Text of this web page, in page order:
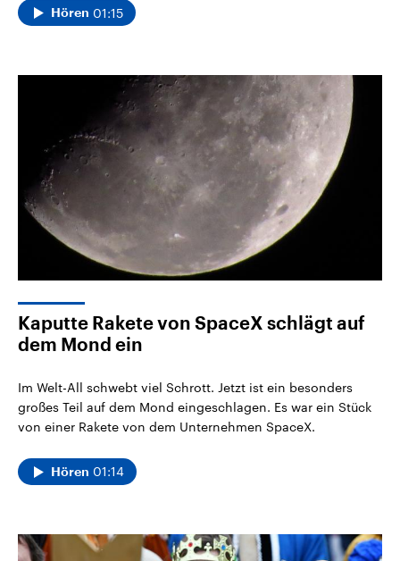
Hören 01:15
Kaputte Rakete von SpaceX schlägt auf
dem Mond ein
Im Welt-All schwebt viel Schrott. Jetzt ist ein besonders
großes Teil auf dem Mond eingeschlagen. Es war ein Stück
von einer Rakete von dem Unternehmen SpaceX.
Hören 01:14